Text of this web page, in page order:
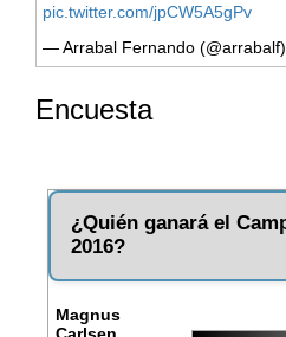
pic.twitter.com/jpCW5A5gPv
— Arrabal Fernando
Encuesta
¿Quién ganará el
2016?
Magnus